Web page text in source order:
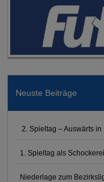
Neuste Beiträge
2. Spieltag – Auswärts
1. Spieltag als
Niederlage zum